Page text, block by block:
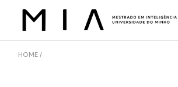
content
HOME